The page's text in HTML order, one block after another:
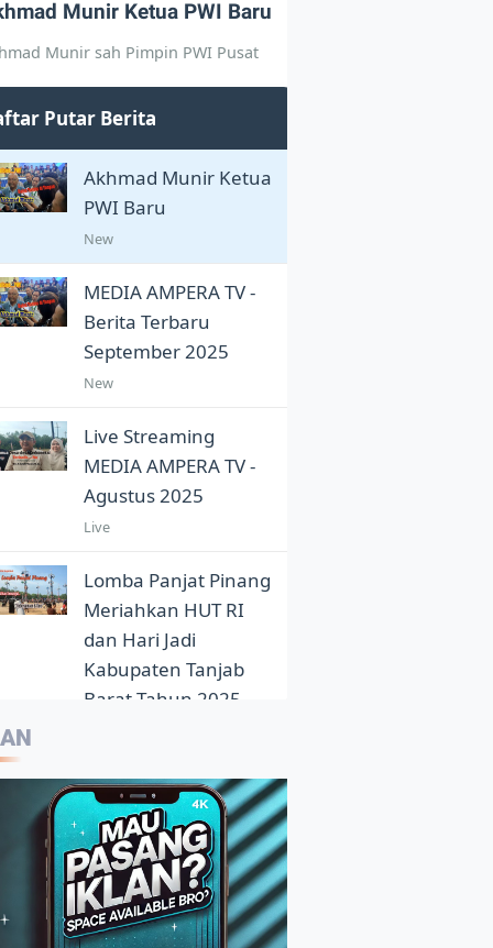
Munir Ketua PWI Baru
Munir sah Pimpin PWI Pusat
Putar Berita
Akhmad Munir Ketua
PWI Baru
New
MEDIA AMPERA TV -
Berita Terbaru
September 2025
New
Live Streaming
MEDIA AMPERA TV -
Agustus 2025
Live
Lomba Panjat Pinang
Meriahkan HUT RI
dan Hari Jadi
Kabupaten Tanjab
Barat Tahun 2025
Eloknya Panorama
Sunset Pantai Pasir
Aurduri Dikala Senja
4:33
Kepala Balai Bahasa